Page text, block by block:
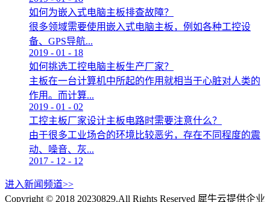
如何为嵌入式电脑主板排查故障？
很多领域需要使用嵌入式电脑主板，例如各种工控设
备、GPS导航...
2019 - 01 - 18
如何挑选工控电脑主板生产厂家？
主板在一台计算机中所起的作用就相当于心脏对人类的
作用。而计算...
2019 - 01 - 02
工控主板厂家设计主板电路时需要注意什么？
由于很多工业场合的环境比较恶劣，存在不同程度的震
动、噪音、灰...
2017 - 12 - 12
进入新闻频道>>
Copyright © 2018 20230829.All Rights Reserved 犀牛云提供企业